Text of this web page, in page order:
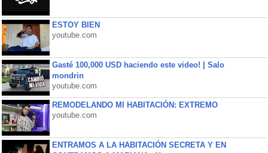
ESTOY BIEN
youtube.com
Gasté 100,000 USD haciendo este video! | Salo
mondrin
youtube.com
REMODELANDO MI HABITACIÓN: EXTREMO
youtube.com
ENTRAMOS A LA HABITACIÓN SECRETA Y EN